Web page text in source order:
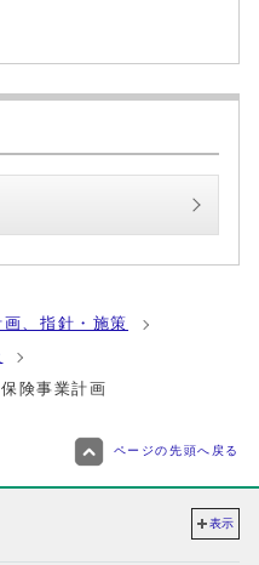
画、指針・施策
険事業計画
ページの先頭へ戻る
表示